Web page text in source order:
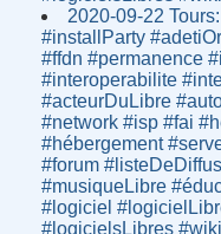
2020-09-22
#installParty
#ffdn #permanence
#interoperabilite
#acteurDuLibre
#network #isp #fai
#hébergement
#forum
#musiqueLibre
#logiciel
#logicielsLibres #wiki